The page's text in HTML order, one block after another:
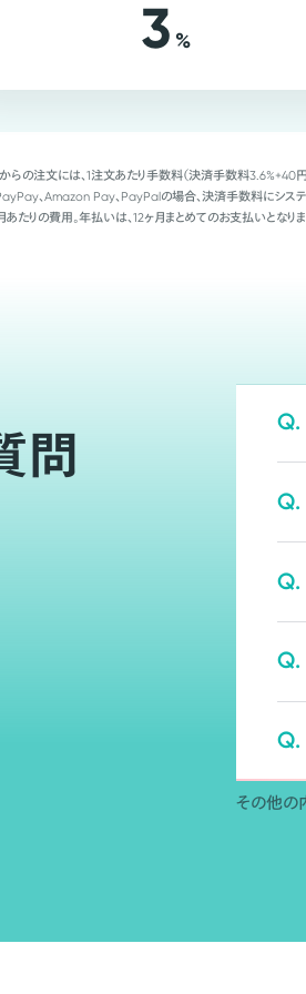
3 %
らの注文には、1注文あたり手数料（決済手数料3.6%+40
、Amazon Pay、PayPalの場合、決済手数料にシス
たりの費用。年払いは、12ヶ月まとめてのお支払いとなり
問
Q.
Q.
Q.
Q.
Q.
その他の